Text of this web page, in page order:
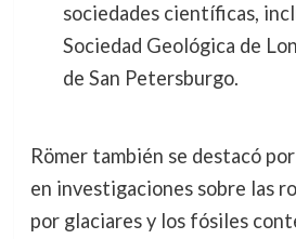
sociedades científicas,
Sociedad Geológica de
de San Petersburgo.
Römer también se destacó
en investigaciones sobre las
por glaciares y los fósiles